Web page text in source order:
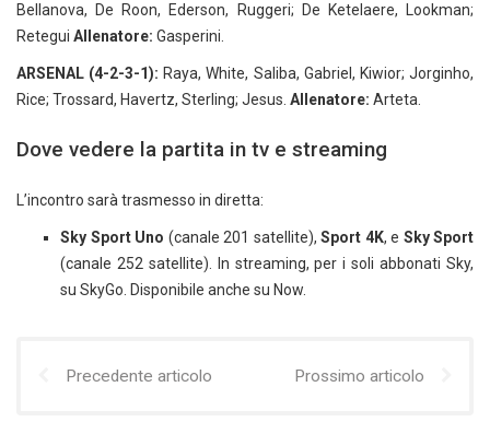
Bellanova, De Roon, Ederson, Ruggeri; De Ketelaere, Lookman;
Retegui Allenatore: Gasperini.
ARSENAL (4-2-3-1): Raya, White, Saliba, Gabriel, Kiwior; Jorginho,
Rice; Trossard, Havertz, Sterling; Jesus. Allenatore: Arteta.
Dove vedere la partita in tv e streaming
L’incontro sarà trasmesso in diretta:
Sky Sport Uno (canale 201 satellite), Sport 4K, e Sky Sport
(canale 252 satellite). In streaming, per i soli abbonati Sky,
su SkyGo. Disponibile anche su Now.
Precedente articolo Prossimo articolo